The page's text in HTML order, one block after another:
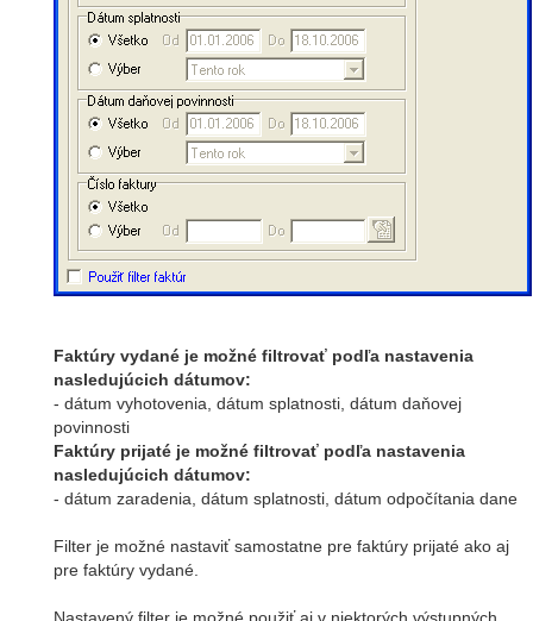
Faktúry vydané je možné filtrovať podľa nastavenia
nasledujúcich dátumov:
- dátum vyhotovenia, dátum splatnosti, dátum daňovej
povinnosti
Faktúry prijaté je možné filtrovať podľa nastavenia
nasledujúcich dátumov:
- dátum zaradenia, dátum splatnosti, dátum odpočítania dane
Filter je možné nastaviť samostatne pre faktúry prijaté ako aj
pre faktúry vydané.